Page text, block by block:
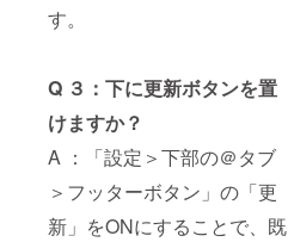
す。
Q ３：下に更新ボタンを置
けますか？
A ：「設定＞下部の＠タブ
＞フッターボタン」の「更
新」をONにすることで、既